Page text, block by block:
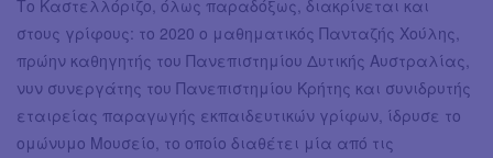
Το Καστελλόριζο, όλως παραδόξως, διακρίνεται και
στους γρίφους: το 2020 ο μαθηματικός Πανταζής Χούλης,
πρώην καθηγητής του Πανεπιστημίου Δυτικής Αυστραλίας,
νυν συνεργάτης του Πανεπιστημίου Κρήτης και συνιδρυτής
εταιρείας παραγωγής εκπαιδευτικών γρίφων, ίδρυσε το
ομώνυμο Μουσείο, το οποίο διαθέτει μία από τις